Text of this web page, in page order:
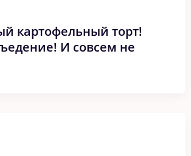
картофельный торт!
И совсем не